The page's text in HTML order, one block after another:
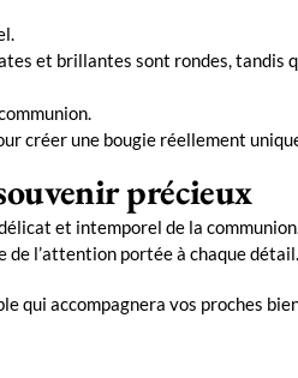
et brillantes sont rondes, tandis
créer une bougie réellement
précieux
et intemporel de la
de l’attention portée à chaque détail.
qui accompagnera vos proches